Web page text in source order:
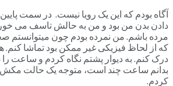
آگاه بودم که این یک رویا نیست. در سمت
دادن بدن من بود و من به حالش تاسف می
مرده باشم. من نمرده بودم چون میتوانستم
که از لحاظ فیزیکی غیر ممکن بود تماشا کنم.
درک کنم. به دیوار پشتم نگاه کردم و ساعت
بدانم ساعت چند است، متوجه یک حالت
کردم.